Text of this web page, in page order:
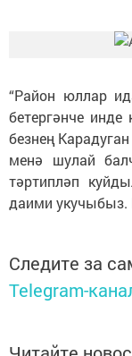
“Район юллар
бетергәнче инде
безнең
менә шулай
тәртипләп
даими
Следите за
Telegram-